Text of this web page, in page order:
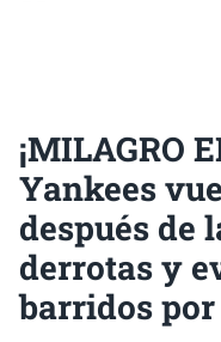
¡MILAGRO
Yankees
después de
derrotas y
barridos